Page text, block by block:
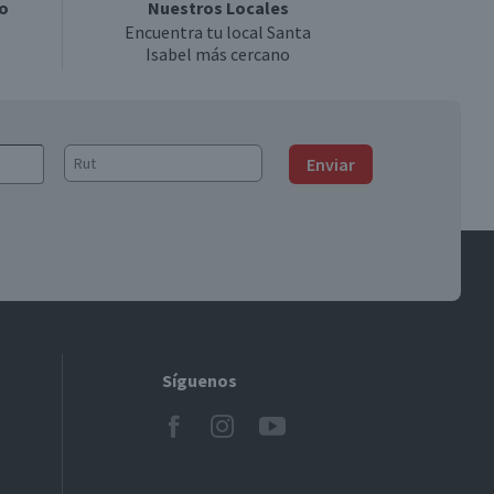
Nuestros Locales
Encuentra tu local Santa
Isabel más cercano
Enviar
Síguenos